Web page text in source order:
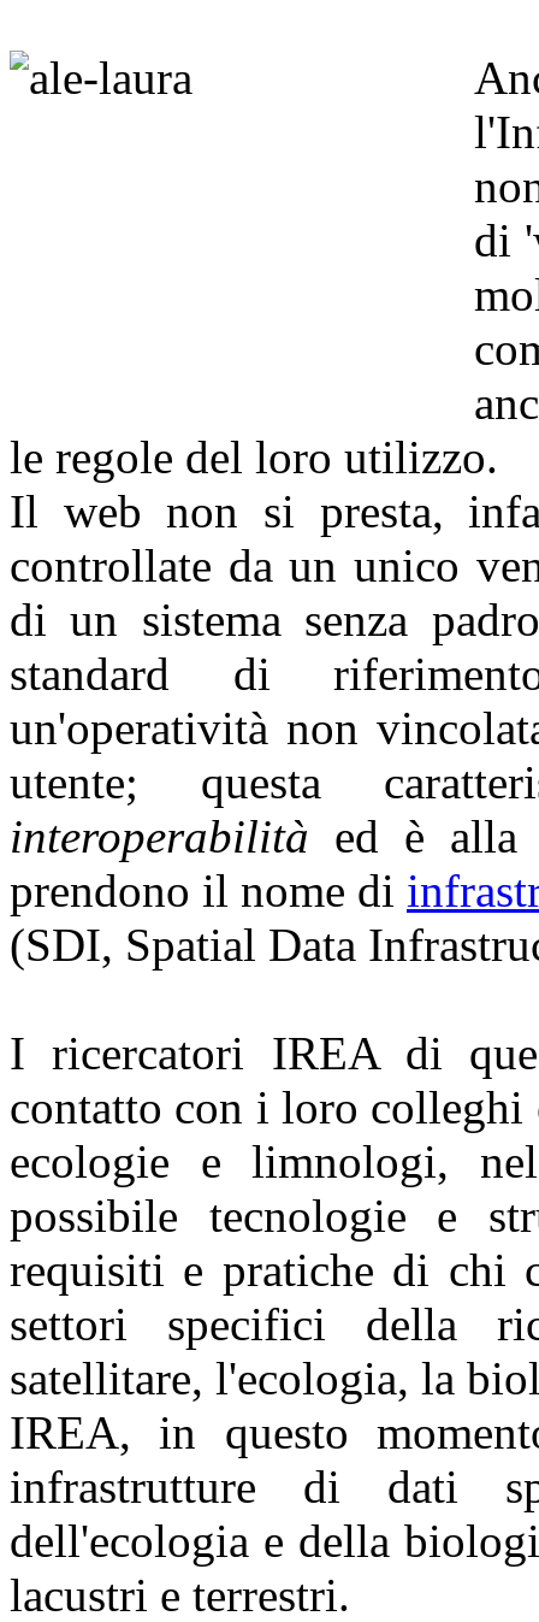
di
le regole del loro utilizzo.
Il web non si presta,
controllate da un unico
di un sistema senza
standard di
un'operatività non
utente; questa
interoperabilità ed è alla
prendono il nome di
(SDI, Spatial Data
I ricercatori IREA di
contatto con i loro
ecologie e limnologi,
possibile tecnologie e
requisiti e pratiche di chi
settori specifici della
satellitare, l'ecologia, la
IREA, in questo
infrastrutture di dati
dell'ecologia e della
lacustri e terrestri.